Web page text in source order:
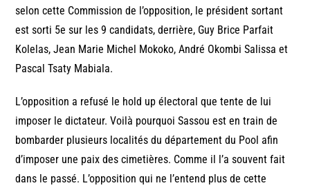
selon cette Commission de l’opposition, le président sortant
est sorti 5e sur les 9 candidats, derrière, Guy Brice Parfait
Kolelas, Jean Marie Michel Mokoko, André Okombi Salissa et
Pascal Tsaty Mabiala.
L’opposition a refusé le hold up électoral que tente de lui
imposer le dictateur. Voilà pourquoi Sassou est en train de
bombarder plusieurs localités du département du Pool afin
d’imposer une paix des cimetières. Comme il l’a souvent fait
dans le passé. L’opposition qui ne l’entend plus de cette